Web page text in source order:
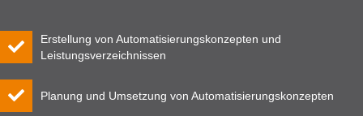
Erstellung von Automatisierungskonzepten und
Leistungsverzeichnissen
Planung und Umsetzung von Automatisierungskonzepten